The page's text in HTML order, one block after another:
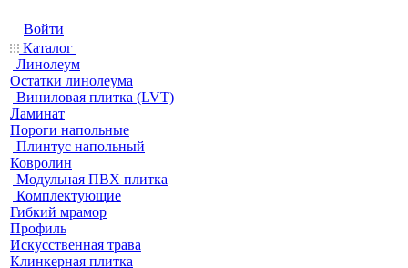
Войти
Каталог
Линолеум
Остатки линолеума
Виниловая плитка (LVT)
Ламинат
Пороги напольные
Плинтус напольный
Ковролин
Модульная ПВХ плитка
Комплектующие
Гибкий мрамор
Профиль
Искусственная трава
Клинкерная плитка